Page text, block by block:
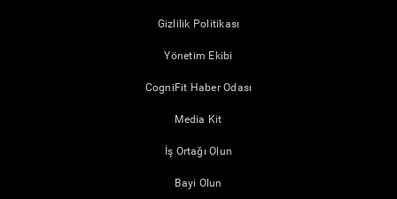
Gizlilik Politikası
Yönetim Ekibi
CogniFit Haber Odası
Media Kit
İş Ortağı Olun
Bayi Olun